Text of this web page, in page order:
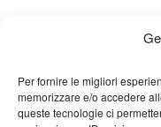
Per fornire le migliori
memorizzare e/o accedere
queste tecnologie ci
Chi siamo Gian